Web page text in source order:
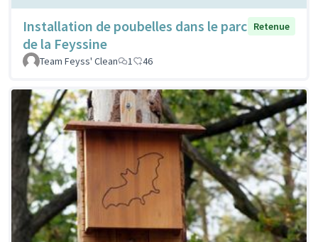
Installation de poubelles dans le parc
de la Feyssine
Retenue
Team Feyss' Clean 1 46